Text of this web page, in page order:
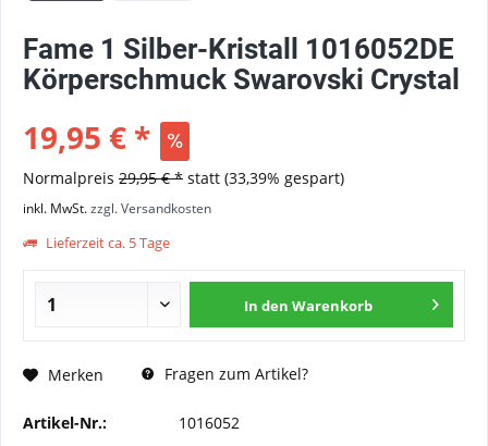
Fame 1 Silber-Kristall 1016052DE
Körperschmuck Swarovski Crystal
19,95 € *
Normalpreis 29,95 € * statt (33,39% gespart)
inkl. MwSt.zzgl. Versandkosten
Lieferzeit ca. 5 Tage
In den Warenkorb
Merken Fragen zum Artikel?
Artikel-Nr.: 1016052